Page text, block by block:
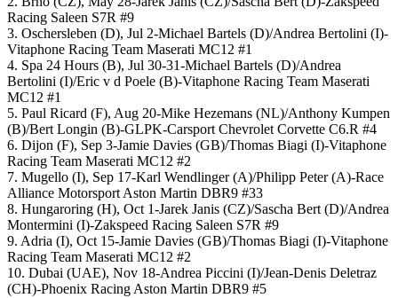
Racing Saleen S7R #9
3. Oschersleben (D), Jul 2-Michael Bartels (D)/Andrea Bertolini (I)-
Vitaphone Racing Team Maserati MC12 #1
4. Spa 24 Hours (B), Jul 30-31-Michael Bartels (D)/Andrea
Bertolini (I)/Eric v d Poele (B)-Vitaphone Racing Team Maserati
MC12 #1
5. Paul Ricard (F), Aug 20-Mike Hezemans (NL)/Anthony Kumpen
(B)/Bert Longin (B)-GLPK-Carsport Chevrolet Corvette C6.R #4
6. Dijon (F), Sep 3-Jamie Davies (GB)/Thomas Biagi (I)-Vitaphone
Racing Team Maserati MC12 #2
7. Mugello (I), Sep 17-Karl Wendlinger (A)/Philipp Peter (A)-Race
Alliance Motorsport Aston Martin DBR9 #33
8. Hungaroring (H), Oct 1-Jarek Janis (CZ)/Sascha Bert (D)/Andrea
Montermini (I)-Zakspeed Racing Saleen S7R #9
9. Adria (I), Oct 15-Jamie Davies (GB)/Thomas Biagi (I)-Vitaphone
Racing Team Maserati MC12 #2
10. Dubai (UAE), Nov 18-Andrea Piccini (I)/Jean-Denis Deletraz
(CH)-Phoenix Racing Aston Martin DBR9 #5